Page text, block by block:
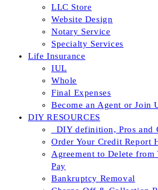
LLC Store
Website Design
Notary Service
Specialty Services
Life Insurance
IUL
Whole
Final Expenses
Become an Agent or Join
DIY RESOURCES
_DIY definition, Pros and
Order Your Credit Report
Agreement to Delete from
Pay
Bankruptcy Removal